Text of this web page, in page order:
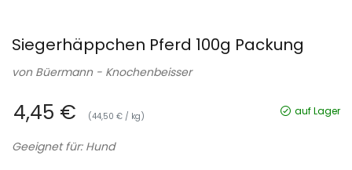
Siegerhäppchen Pferd 100g Packung
von Büermann - Knochenbeisser
4,45 € (44,50 € / kg) auf Lager
Geeignet für: Hund